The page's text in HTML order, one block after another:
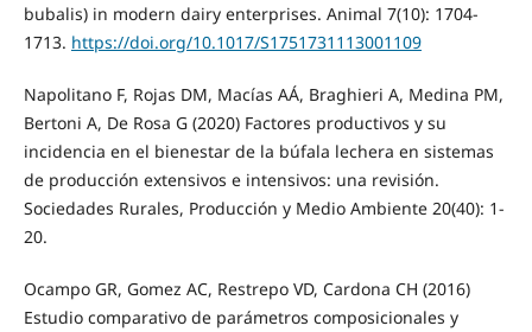
bubalis) in modern dairy enterprises. Animal 7(10): 1704-
1713. https://doi.org/10.1017/S1751731113001109
Napolitano F, Rojas DM, Macías AÁ, Braghieri A, Medina PM,
Bertoni A, De Rosa G (2020) Factores productivos y su
incidencia en el bienestar de la búfala lechera en sistemas
de producción extensivos e intensivos: una revisión.
Sociedades Rurales, Producción y Medio Ambiente 20(40): 1-
20.
Ocampo GR, Gomez AC, Restrepo VD, Cardona CH (2016)
Estudio comparativo de parámetros composicionales y